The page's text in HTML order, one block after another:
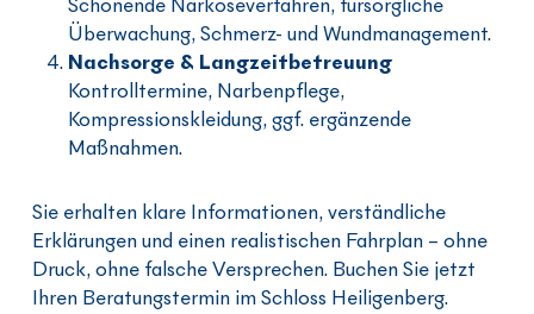
Überwachung, Schmerz- und Wundmanagement.
Nachsorge & Langzeitbetreuung
Kontrolltermine, Narbenpflege,
Kompressionskleidung, ggf. ergänzende
Maßnahmen.
Sie erhalten klare Informationen, verständliche
Erklärungen und einen realistischen Fahrplan – ohne
Druck, ohne falsche Versprechen. Buchen Sie jetzt
Ihren Beratungstermin im Schloss Heiligenberg.